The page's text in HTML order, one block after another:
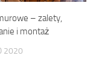
– zalety,
i montaż
2020